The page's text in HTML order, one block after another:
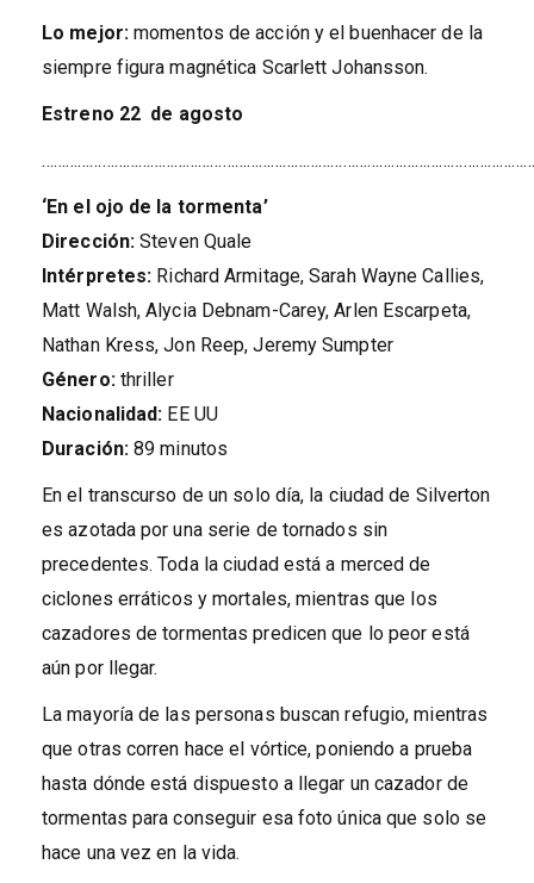
Lo mejor:momentos de acción y el buenhacer de la
siempre figura magnética Scarlett Johansson.
Estreno 22 de agosto
‘En el ojo de la tormenta’
Dirección: Steven Quale
Intérpretes: Richard Armitage, Sarah Wayne Callies,
Matt Walsh, Alycia Debnam-Carey, Arlen Escarpeta,
Nathan Kress, Jon Reep, Jeremy Sumpter
Género: thriller
Nacionalidad: EE UU
Duración: 89 minutos
En el transcurso de un solo día, la ciudad de Silverton
es azotada por una serie de tornados sin
precedentes. Toda la ciudad está a merced de
ciclones erráticos y mortales, mientras que los
cazadores de tormentas predicen que lo peor está
aún por llegar.
La mayoría de las personas buscan refugio, mientras
que otras corren hace el vórtice, poniendo a prueba
hasta dónde está dispuesto a llegar un cazador de
tormentas para conseguir esa foto única que solo se
hace una vez en la vida.